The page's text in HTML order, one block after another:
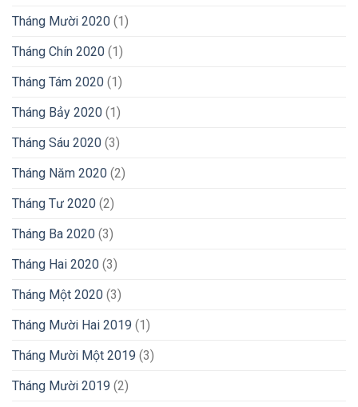
Tháng Mười 2020 (1)
Tháng Chín 2020 (1)
Tháng Tám 2020 (1)
Tháng Bảy 2020 (1)
Tháng Sáu 2020 (3)
Tháng Năm 2020 (2)
Tháng Tư 2020 (2)
Tháng Ba 2020 (3)
Tháng Hai 2020 (3)
Tháng Một 2020 (3)
Tháng Mười Hai 2019 (1)
Tháng Mười Một 2019 (3)
Tháng Mười 2019 (2)